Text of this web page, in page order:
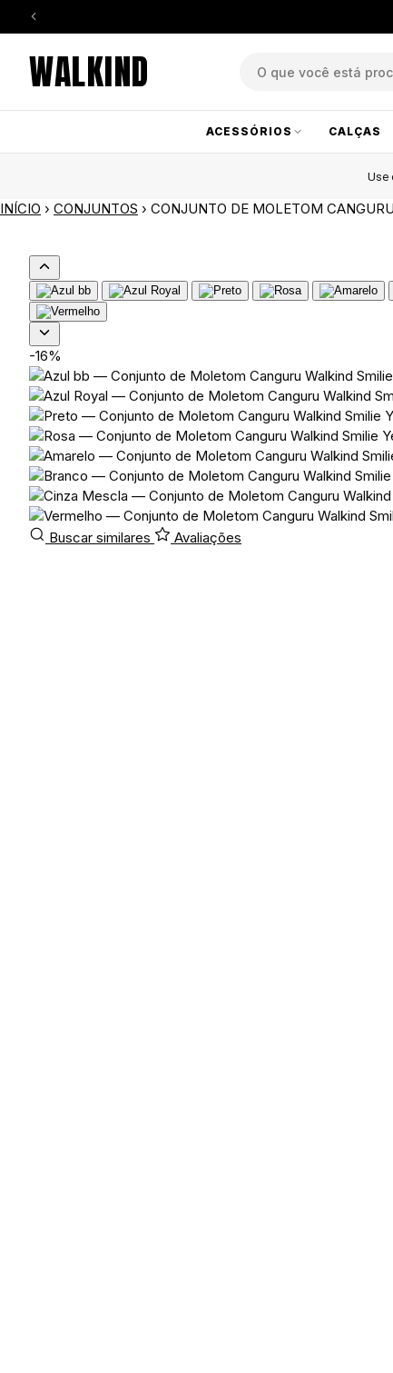
WALKIND
ACESSÓRIOS CALÇAS
Use
INÍCIO › CONJUNTOS › CONJUNTO DE MOLETOM
-16%
Buscar similares Avaliações